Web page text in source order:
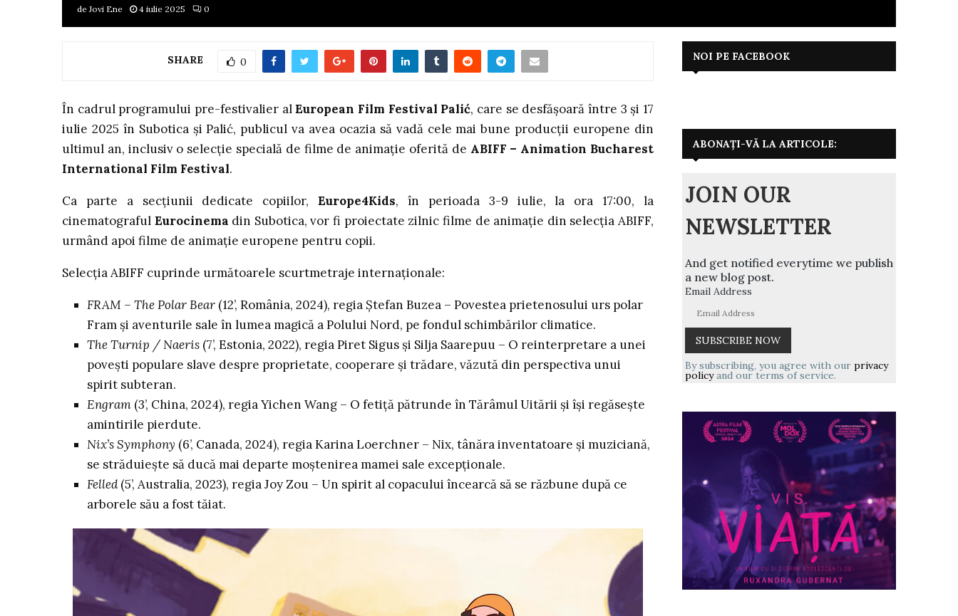
de Jovi Ene 4 iulie 2025 0
SHARE 0
În cadrul programului pre-festivalier alEuropean Film Festival Palić, care se desfășoară între 3 și 17
iulie 2025 în Subotica și Palić, publicul va avea ocazia să vadă cele mai bune producții europene din
ultimul an, inclusiv o selecție specială de filme de animație oferită de ABIFF – Animation Bucharest
International Film Festival.
Ca parte a secțiunii dedicate copiilor,Europe4Kids, în perioada 3-9 iulie, la ora 17:00, la
cinematograful Eurocinema din Subotica, vor fi proiectate zilnic filme de animație din selecția ABIFF,
urmând apoi filme de animație europene pentru copii.
Selecția ABIFF cuprinde următoarele scurtmetraje internaționale:
FRAM – The Polar Bear (12’, România, 2024), regia Ștefan Buzea – Povestea prietenosului urs polar
Fram și aventurile sale în lumea magică a Polului Nord, pe fondul schimbărilor climatice.
The Turnip / Naeris (7’, Estonia, 2022), regia Piret Sigus și Silja Saarepuu – O reinterpretare a unei
povești populare slave despre proprietate, cooperare și trădare, văzută din perspectiva unui
spirit subteran.
Engram (3’, China, 2024), regia Yichen Wang – O fetiță pătrunde în Tărâmul Uitării și își regăsește
amintirile pierdute.
Nix’s Symphony (6’, Canada, 2024), regia Karina Loerchner – Nix, tânăra inventatoare și muziciană,
se străduiește să ducă mai departe moștenirea mamei sale excepționale.
Felled(5’, Australia, 2023), regia Joy Zou – Un spirit al copacului încearcă să se răzbune după ce
arborele său a fost tăiat.
NOI PE FACEBOOK
ABONAȚI-VĂ LA ARTICOLE:
JOIN OUR
NEWSLETTER
And get notified everytime we publish
a new blog post.
Email Address
By subscribing, you agree with our privacy
policyand our terms of service.